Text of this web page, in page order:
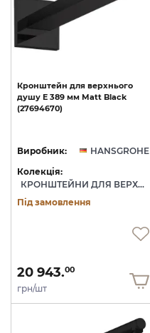
Кронштейн для верхнього
душу E 389 мм Matt Black
(27694670)
Виробник:
HANSGROHE
Колекція:
КРОНШТЕЙНИ ДЛЯ ВЕРХНЬОГО ДУШУ
Під замовлення
20 943.00
грн/шт